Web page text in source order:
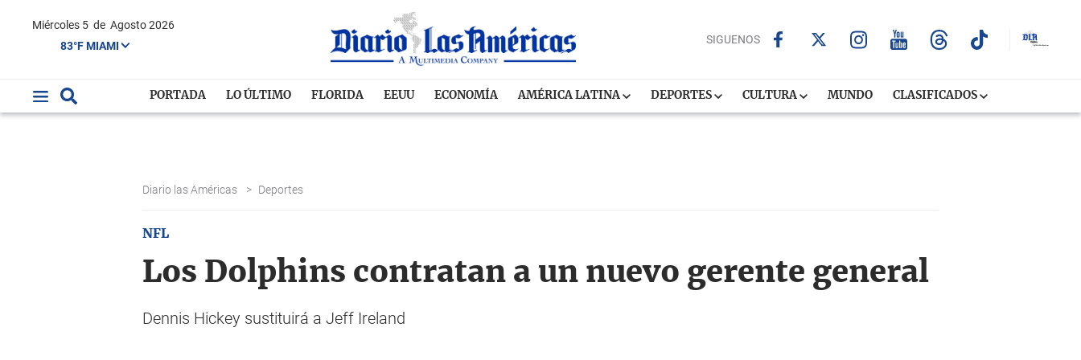
Miércoles 5 de Agosto 2026
83°F MIAMI
SIGUENOS
PORTADA LO ÚLTIMO FLORIDA EEUU ECONOMÍA AMÉRICA LATINA DEPORTES CULTURA MUNDO CLASIFICADOS
Diario las Américas > Deportes
NFL
Los Dolphins contratan a un nuevo gerente general
Dennis Hickey sustituirá a Jeff Ireland